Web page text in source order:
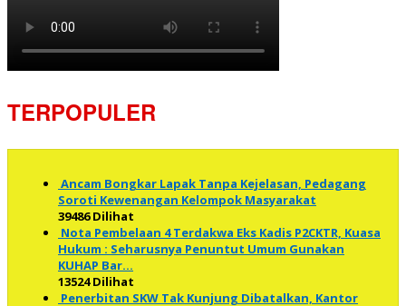
TERPOPULER
Ancam Bongkar Lapak Tanpa Kejelasan, Pedagang
Soroti Kewenangan Kelompok Masyarakat
39486 Dilihat
Nota Pembelaan 4 Terdakwa Eks Kadis P2CKTR, Kuasa
Hukum : Seharusnya Penuntut Umum Gunakan
KUHAP Bar…
13524 Dilihat
Penerbitan SKW Tak Kunjung Dibatalkan, Kantor